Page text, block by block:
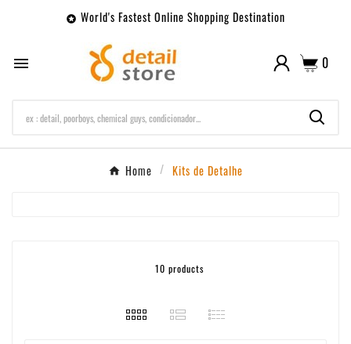
 World's Fastest Online Shopping Destination
 0
Home Kits de Detalhe
10 products